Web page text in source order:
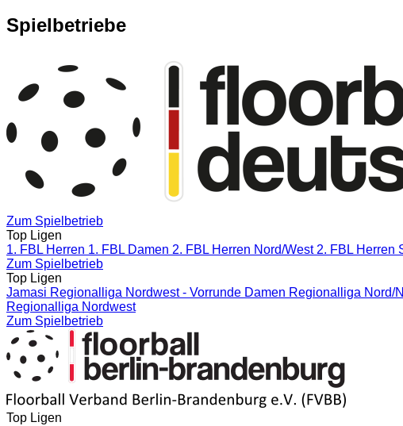
Spielbetriebe
Zum Spielbetrieb
Top Ligen
1. FBL Herren 1. FBL Damen 2. FBL Herren Nord/West2. FBL Herren
Zum Spielbetrieb
Top Ligen
Jamasi Regionalliga Nordwest - Vorrunde Damen Regionalliga Nord/
Regionalliga Nordwest
Zum Spielbetrieb
Top Ligen